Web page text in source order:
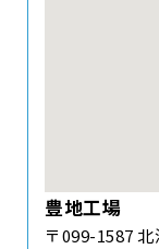
豊地工場
〒099-1587